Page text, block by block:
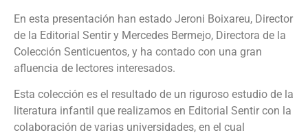
En esta presentación han estado Jeroni Boixareu, Director
de la Editorial Sentir y Mercedes Bermejo, Directora de la
Colección Senticuentos, y ha contado con una gran
afluencia de lectores interesados.
Esta colección es el resultado de un riguroso estudio de la
literatura infantil que realizamos en Editorial Sentir con la
colaboración de varias universidades, en el cual